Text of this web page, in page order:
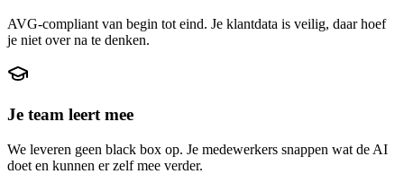
AVG-compliant van begin tot eind. Je klantdata is veilig, daar hoef
je niet over na te denken.
Je team leert mee
We leveren geen black box op. Je medewerkers snappen wat de AI
doet en kunnen er zelf mee verder.